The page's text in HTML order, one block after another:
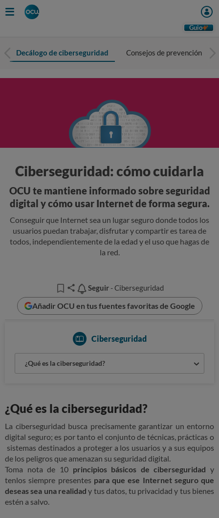
Guio
Decálogo de ciberseguridad Consejos de prevención
Ciberseguridad: cómo cuidarla
OCU te mantiene informado sobre seguridad
digital y cómo usar Internet de forma segura.
Conseguir que Internet sea un lugar seguro donde todos los
usuarios puedan trabajar, disfrutar y compartir es tarea de
todos, independientemente de la edad y el uso que hagas de
la red.
Seguir
Seguir - Ciberseguridad
Añadir OCU en tus fuentes favoritas de Google
Ciberseguridad
¿Qué es la ciberseguridad?
¿Qué es la ciberseguridad?
La ciberseguridad busca precisamente garantizar un entorno
digital seguro; es por tanto el conjunto de técnicas, prácticas o
sistemas destinados a proteger a los usuarios y a sus equipos
de los peligros que amenazan su seguridad digital.
Toma nota de 10 principios básicos de ciberseguridad y
tenlos siempre presentes para que ese Internet seguro que
deseas sea una realidad y tus datos, tu privacidad y tus bienes
estén a salvo.